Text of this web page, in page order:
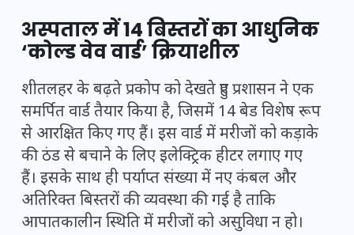
अस्पताल में 14 बिस्तरों का आधुनिक
‘कोल्ड वेव वार्ड’ क्रियाशील
शीतलहर के बढ़ते प्रकोप को देखते हुए प्रशासन ने एक
समर्पित वार्ड तैयार किया है, जिसमें 14 बेड विशेष रूप
से आरक्षित किए गए हैं। इस वार्ड में मरीजों को कड़ाके
की ठंड से बचाने के लिए इलेक्ट्रिक हीटर लगाए गए
हैं। इसके साथ ही पर्याप्त संख्या में नए कंबल और
अतिरिक्त बिस्तरों की व्यवस्था की गई है ताकि
आपातकालीन स्थिति में मरीजों को असुविधा न हो।